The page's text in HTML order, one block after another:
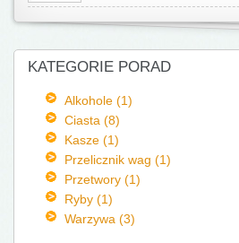
KATEGORIE PORAD
Alkohole (1)
Ciasta (8)
Kasze (1)
Przelicznik wag (1)
Przetwory (1)
Ryby (1)
Warzywa (3)